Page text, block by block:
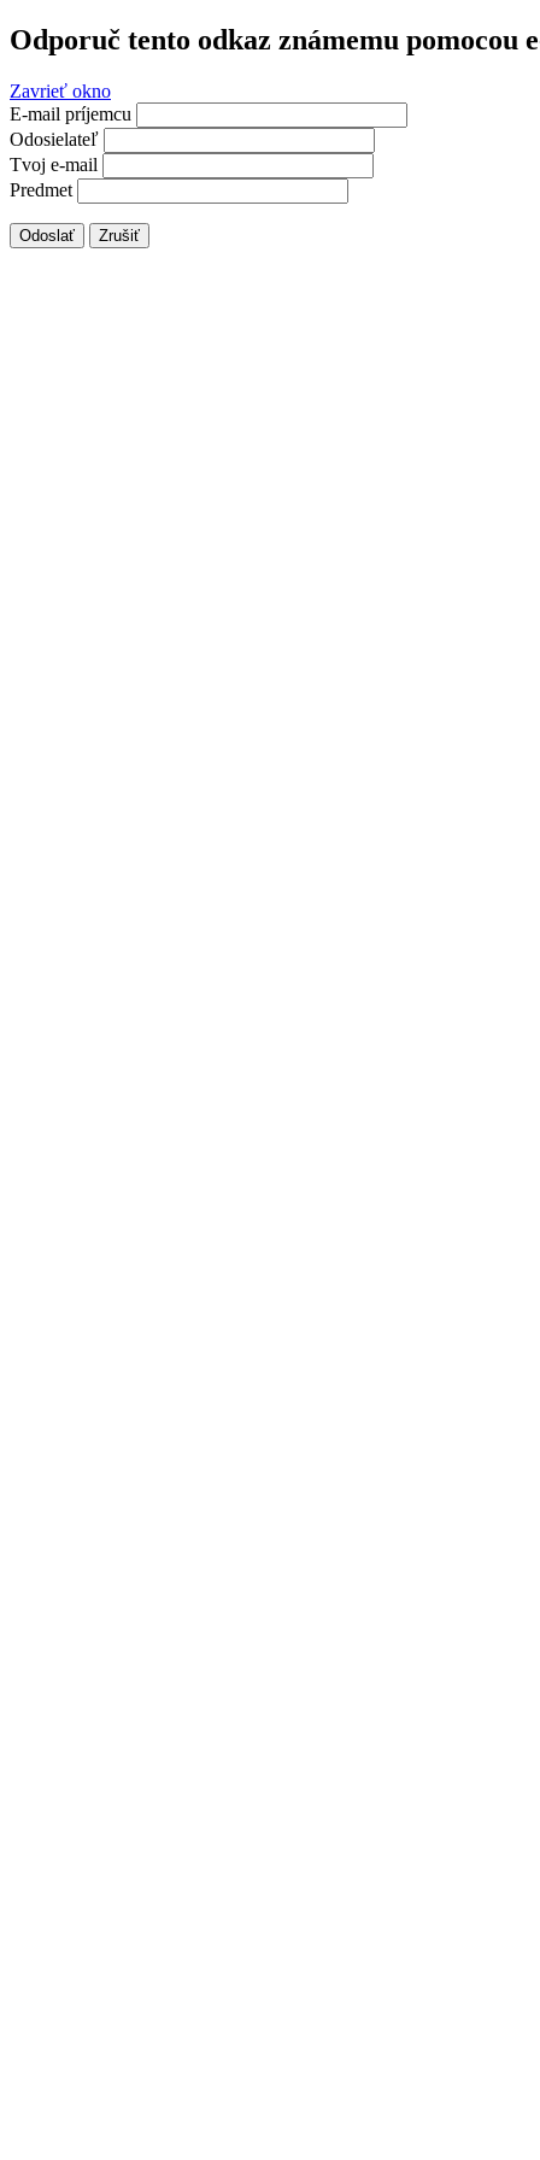
Odporuč tento odkaz známemu pomocou
Zavrieť okno
E-mail príjemcu
Odosielateľ
Tvoj e-mail
Predmet
Odoslať Zrušiť